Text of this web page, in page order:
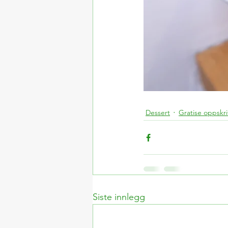
Dessert Gratise
Siste innlegg